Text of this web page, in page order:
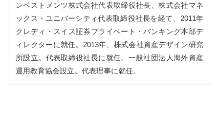
ンベストメンツ株式会社代表取締役社長、株式会社マネ
ックス・ユニバーシティ代表取締役社長を経て、2011年
クレディ・スイス証券プライベート・バンキング本部デ
ィレクターに就任。2013年、株式会社資産デザイン研究
所設立。代表取締役社長に就任。一般社団法人海外資産
運用教育協会設立。代表理事に就任。